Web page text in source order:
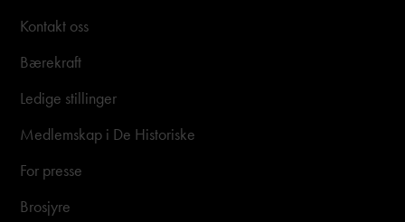
Kontakt oss
Bærekraft
Ledige stillinger
Medlemskap i De Historiske
For presse
Brosjyre